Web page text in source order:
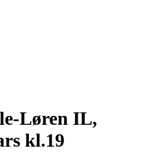
Løren IL,
kl.19